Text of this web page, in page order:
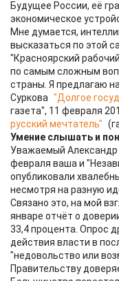
Будущее России, её
экономическое
Мне думается,
высказаться по этой
"Красноярский
по самым сложным
страны. Я предлагаю
Суркова "Долгое
газета", 11 февраля
русский мечтатель"
Умение слышать и
Уважаемый Александр
февраля ваша и
опубликовали
несмотря на разную
Связано это, на мой
январе отчёт о
33,4 процента. Опрос
действия власти в
"недовольство или
Правительству